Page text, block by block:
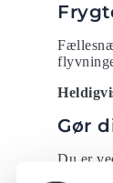
Gør
Du er